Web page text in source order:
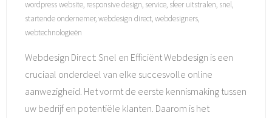
wordpress website, responsive design, service, sfeer uitstralen, snel,
startende ondernemer,webdesign direct,webdesigners,
webtechnologieën
Webdesign Direct: Snel en Efficiënt Webdesign is een
cruciaal onderdeel van elke succesvolle online
aanwezigheid. Het vormt de eerste kennismaking tussen
uw bedrijf en potentiële klanten. Daarom is het